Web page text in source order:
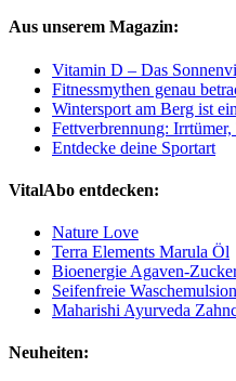
Aus unserem Magazin:
Vitamin D – Das
Fitnessmythen genau
Wintersport am Berg ist
Fettverbrennung:
Entdecke deine Sportart
VitalAbo entdecken:
Nature Love
Terra Elements Marula Öl
Bioenergie Agaven-
Seifenfreie
Maharishi Ayurveda
Neuheiten: